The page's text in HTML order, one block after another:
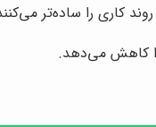
کاری را ساده‌تر
کاهش می‌دهد.